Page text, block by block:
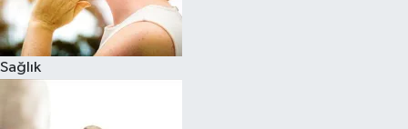
Sağlık